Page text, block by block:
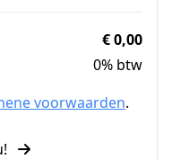
€ 0,00
0% btw
voorwaarden.